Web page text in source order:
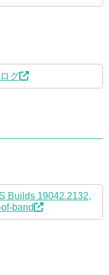
グ
Builds 19042.2132,
band